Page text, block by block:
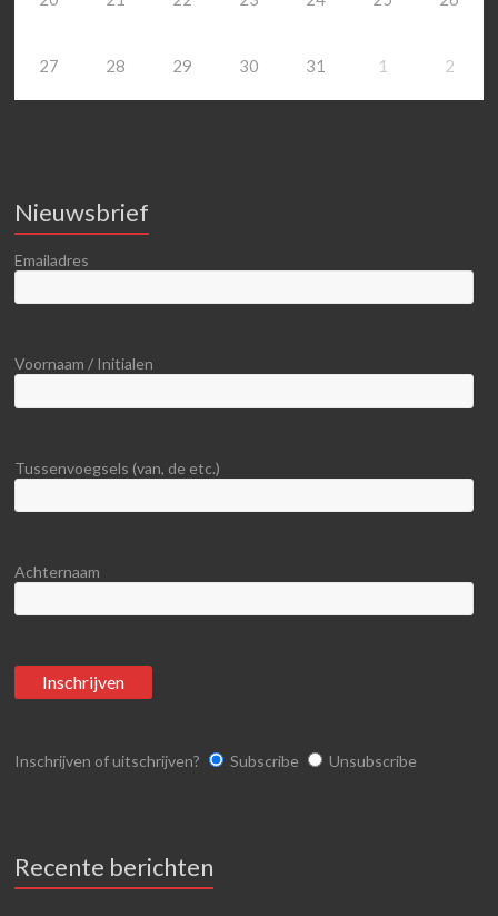
27 28 29 30 31 1 2
Nieuwsbrief
Emailadres
Voornaam / Initialen
Tussenvoegsels (van, de etc.)
Achternaam
Inschrijven of uitschrijven? Subscribe Unsubscribe
Recente berichten